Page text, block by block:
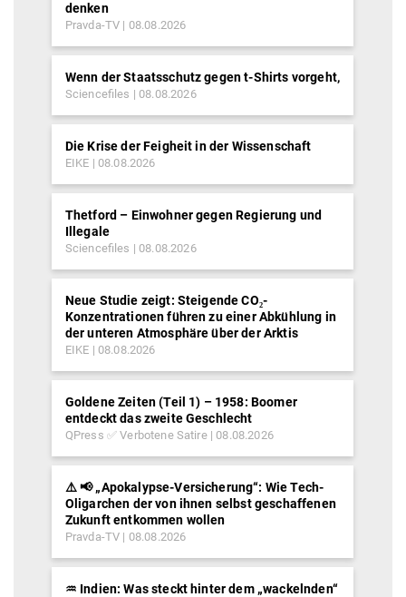
denken
Pravda-TV 08.08.2026
Wenn der Staatsschutz gegen t-Shirts vorgeht,
Sciencefiles 08.08.2026
Die Krise der Feigheit in der Wissenschaft
EIKE 08.08.2026
Thetford – Einwohner gegen Regierung und
Illegale
Sciencefiles 08.08.2026
Neue Studie zeigt: Steigende CO₂-
Konzentrationen führen zu einer Abkühlung in
der unteren Atmosphäre über der Arktis
EIKE 08.08.2026
Goldene Zeiten (Teil 1) – 1958: Boomer
entdeckt das zweite Geschlecht
QPress ✅ Verbotene Satire 08.08.2026
⚠️ 📢 „Apokalypse-Versicherung“: Wie Tech-
Oligarchen der von ihnen selbst geschaffenen
Zukunft entkommen wollen
Pravda-TV 08.08.2026
♒︎ Indien: Was steckt hinter dem „wackelnden“